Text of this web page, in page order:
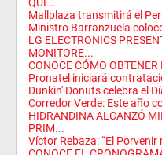
Mallplaza transmitirá el
Ministro Barranzuela
LG ELECTRONICS
MONITORE...
CONOCE CÓMO
Pronatel iniciará
Dunkin' Donuts celebra el
Corredor Verde: Este año
HIDRANDINA ALCANZÓ
PRIM...
Víctor Rebaza: “El